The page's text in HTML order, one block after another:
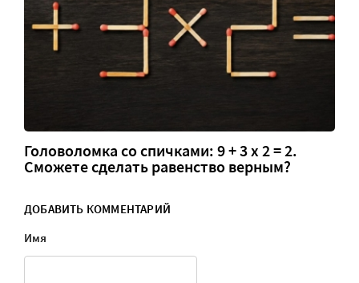
Головоломка со спичками: 9 + 3 х 2 = 2.
Сможете сделать равенство верным?
ДОБАВИТЬ КОММЕНТАРИЙ
Имя